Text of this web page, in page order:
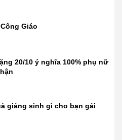
Giáo
20/10 ý nghĩa 100% phụ nữ
giáng sinh gì cho bạn gái